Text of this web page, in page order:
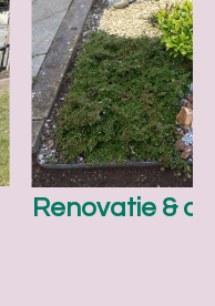
Renovatie &